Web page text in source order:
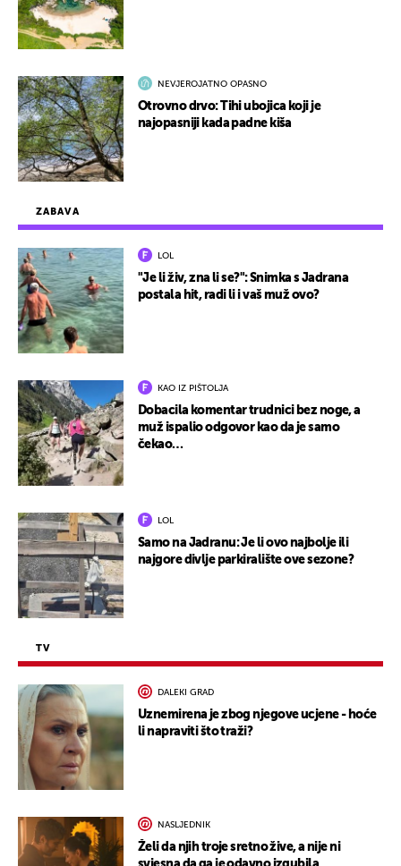
ZABAVA
LOL
"Je li živ, zna li se?": Snimka s Jadrana
postala hit, radi li i vaš muž ovo?
KAO IZ PIŠTOLJA
Dobacila komentar trudnici bez noge, a
muž ispalio odgovor kao da je samo
čekao…
LOL
Samo na Jadranu: Je li ovo najbolje ili
najgore divlje parkiralište ove sezone?
TV
DALEKI GRAD
Uznemirena je zbog njegove ucjene - hoće
li napraviti što traži?
NASLJEDNIK
Želi da njih troje sretno žive, a nije ni
NEVJEROJATNO OPASNO
Otrovno drvo: Tihi ubojica koji je
najopasniji kada padne kiša